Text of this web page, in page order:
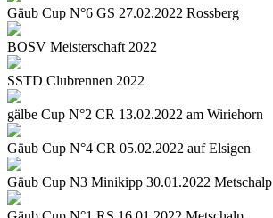
Gäub Cup N°6 GS 27.02.2022 Rossberg
BOSV Meisterschaft 2022
SSTD Clubrennen 2022
gälbe Cup N°2 CR 13.02.2022 am Wiriehorn
Gäub Cup N°4 CR 05.02.2022 auf Elsigen
Gäub Cup N3 Minikipp 30.01.2022 Metschalp